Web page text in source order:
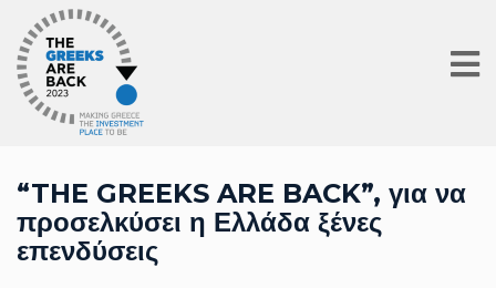
“THE GREEKS ARE BACK”, για να
προσελκύσει η Ελλάδα ξένες
επενδύσεις